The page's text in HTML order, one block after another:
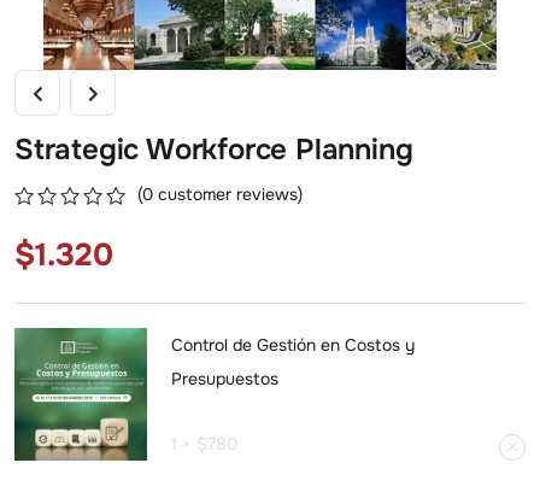
Strategic Workforce Planning
out
of
customer
ratings
(0 customer reviews)
$1.320
Control de Gestión en Costos y
Presupuestos
1 × $780